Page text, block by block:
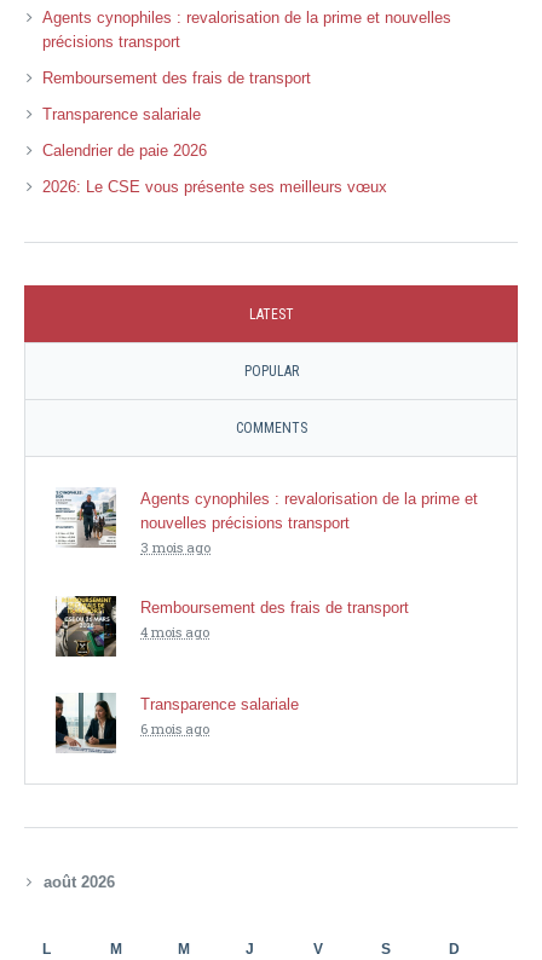
Agents cynophiles : revalorisation de la prime et nouvelles
précisions transport
Remboursement des frais de transport
Transparence salariale
Calendrier de paie 2026
2026: Le CSE vous présente ses meilleurs vœux
LATEST
POPULAR
COMMENTS
Agents cynophiles : revalorisation de la prime et
nouvelles précisions transport
3 mois ago
Remboursement des frais de transport
4 mois ago
Transparence salariale
6 mois ago
août 2026
L M M J V S D